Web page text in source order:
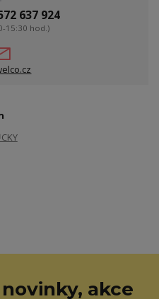
637 924
15:30 hod.)
akce